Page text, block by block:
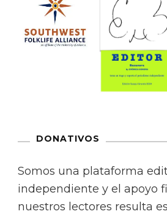
DONATIVOS
Somos una plataforma
independiente y el apoyo
nuestros lectores resulta